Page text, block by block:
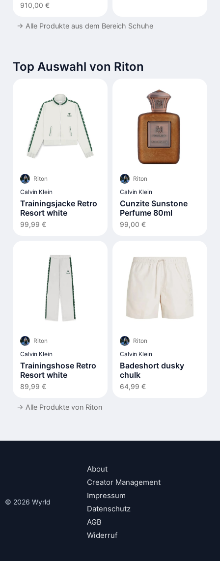
910,00 €
→ Alle Produkte aus dem Bereich Schuhe
Top Auswahl von Riton
Riton
Calvin Klein
Trainingsjacke Retro
Resort white
99,99 €
Riton
Calvin Klein
Cunzite Sunstone
Perfume 80ml
99,00 €
Riton
Calvin Klein
Trainingshose Retro
Resort white
89,99 €
Riton
Calvin Klein
Badeshort dusky
chulk
64,99 €
→ Alle Produkte von Riton
© 2026 Wyrld
About
Creator Management
Impressum
Datenschutz
AGB
Widerruf